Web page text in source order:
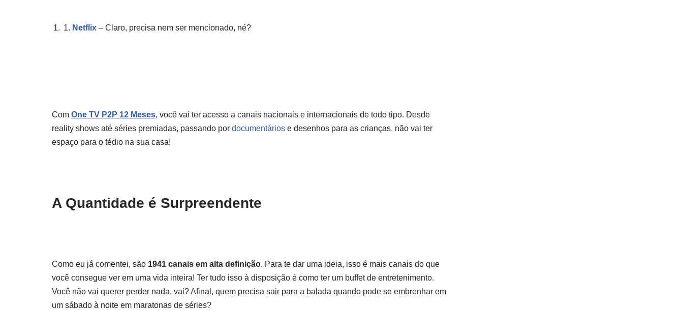
Netflix – Claro, precisa nem ser mencionado, né?
Com One TV P2P 12 Meses, você vai ter acesso a canais nacionais e internacionais de todo tipo. Desde
reality shows até séries premiadas, passando por documentários e desenhos para as crianças, não vai ter
espaço para o tédio na sua casa!
A Quantidade é Surpreendente
Como eu já comentei, são 1941 canais em alta definição. Para te dar uma ideia, isso é mais canais do que
você consegue ver em uma vida inteira! Ter tudo isso à disposição é como ter um buffet de entretenimento.
Você não vai querer perder nada, vai? Afinal, quem precisa sair para a balada quando pode se embrenhar em
um sábado à noite em maratonas de séries?